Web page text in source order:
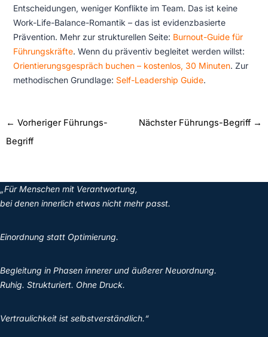
Entscheidungen, weniger Konflikte im Team. Das ist keine
Work-Life-Balance-Romantik – das ist evidenzbasierte
Prävention. Mehr zur strukturellen Seite: Burnout-Guide für
Führungskräfte. Wenn du präventiv begleitet werden willst:
Orientierungsgespräch buchen – kostenlos, 30 Minuten. Zur
methodischen Grundlage: Self-Leadership Guide.
← Vorheriger Führungs-
Begriff
Nächster Führungs-Begriff →
„Für Menschen mit Verantwortung,
bei denen innerlich etwas nicht mehr passt.
Einordnung statt Optimierung.
Begleitung in Phasen innerer und äußerer Neuordnung.
Ruhig. Strukturiert. Ohne Druck.
Vertraulichkeit ist selbstverständlich.“